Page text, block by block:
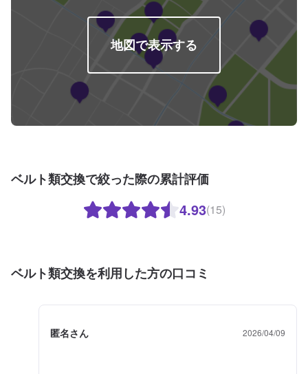
地図で表示する
ベルト類交換で絞った際の累計評価
4.93(15)
ベルト類交換を利用した方の口コミ
匿名さん 2026/04/09